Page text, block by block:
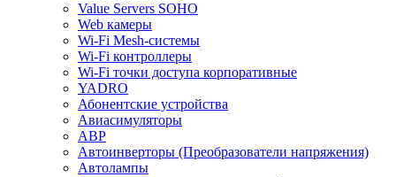
Value Servers SOHO
Web камеры
Wi-Fi Mesh-системы
Wi-Fi контроллеры
Wi-Fi точки доступа корпоративные
YADRO
Абонентские устройства
Авиасимуляторы
АВР
Автоинверторы (Преобразователи напряжения)
Автолампы